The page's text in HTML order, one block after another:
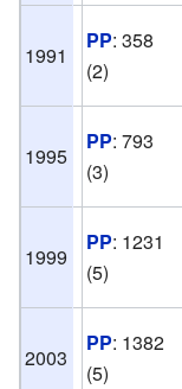
1991
PP: 358
(2)
1995
PP: 793
(3)
1999
PP: 1231
(5)
2003
PP: 1382
(5)